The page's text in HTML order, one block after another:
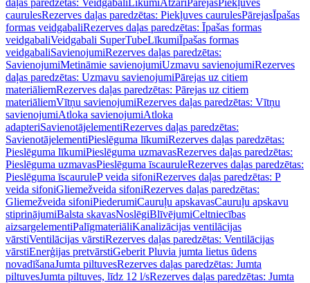
daļas paredzētas: Veidgabali LīkumiAtzari PārejasPiekļuves
caurulesRezerves daļas paredzētas: Piekļuves caurulesPārejasĪpašas
formas veidgabaliRezerves daļas paredzētas: Īpašas formas
veidgabaliVeidgabali SuperTubeLīkumiĪpašas formas
veidgabaliSavienojumiRezerves daļas paredzētas:
SavienojumiMetināmie savienojumiUzmavu savienojumiRezerves
daļas paredzētas: Uzmavu savienojumiPārejas uz citiem
materiāliemRezerves daļas paredzētas: Pārejas uz citiem
materiāliemVītņu savienojumiRezerves daļas paredzētas: Vītņu
savienojumiAtloka savienojumiAtloka
adapteriSavienotājelementiRezerves daļas paredzētas:
SavienotājelementiPieslēguma līkumiRezerves daļas paredzētas:
Pieslēguma līkumiPieslēguma uzmavasRezerves daļas paredzētas:
Pieslēguma uzmavasPieslēguma īscauruleRezerves daļas paredzētas:
Pieslēguma īscauruleP veida sifoniRezerves daļas paredzētas: P
veida sifoniGliemežveida sifoniRezerves daļas paredzētas:
Gliemežveida sifoniPiederumiCauruļu apskavasCauruļu apskavu
stiprinājumiBalsta skavasNoslēgiBlīvējumiCeltniecības
aizsargelementiPalīgmateriāliKanalizācijas ventilācijas
vārstiVentilācijas vārstiRezerves daļas paredzētas: Ventilācijas
vārstiEnerģijas pretvārstiGeberit Pluvia jumta lietus ūdens
novadīšanaJumta piltuvesRezerves daļas paredzētas: Jumta
piltuvesJumta piltuves, līdz 12 l/sRezerves daļas paredzētas: Jumta